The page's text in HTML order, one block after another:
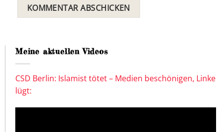
Meine aktuellen Videos
CSD Berlin: Islamist tötet – Medien beschönigen, Linke
lügt: